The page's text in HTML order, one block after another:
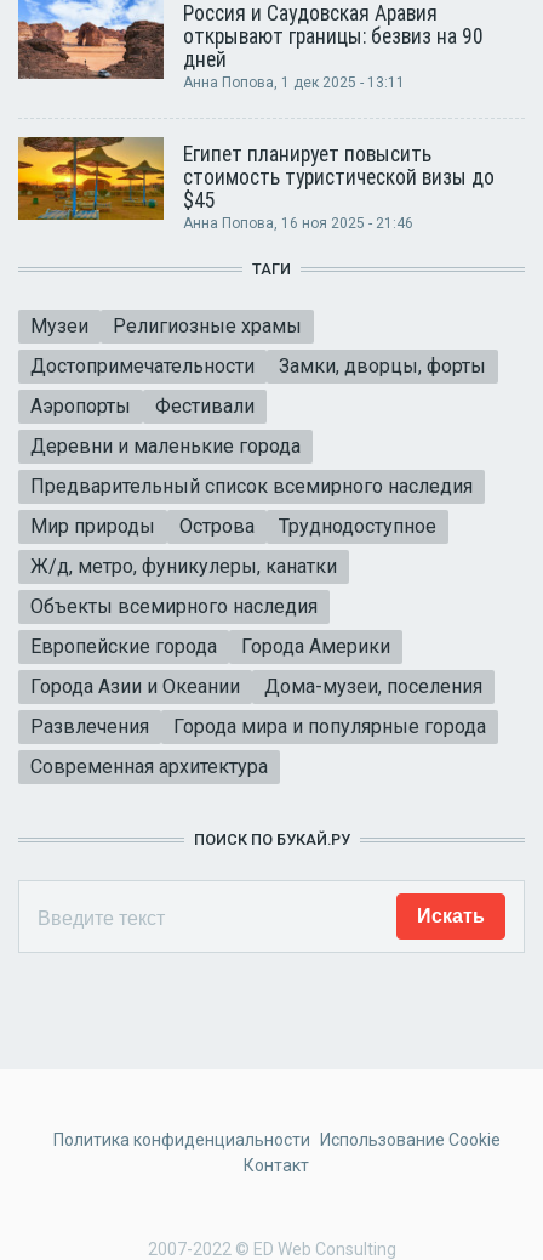
Россия и Саудовская Аравия
открывают границы: безвиз на 90
дней
Анна Попова, 1 дек 2025 - 13:11
Египет планирует повысить
стоимость туристической визы до
$45
Анна Попова, 16 ноя 2025 - 21:46
ТАГИ
Музеи
Религиозные храмы
Достопримечательности
Замки, дворцы, форты
Аэропорты
Фестивали
Деревни и маленькие города
Предварительный список всемирного наследия
Мир природы
Острова
Труднодоступное
Ж/д, метро, фуникулеры, канатки
Объекты всемирного наследия
Европейские города
Города Америки
Города Азии и Океании
Дома-музеи, поселения
Развлечения
Города мира и популярные города
Современная архитектура
ПОИСК ПО БУКАЙ.РУ
2007-2022 © ED Web Consulting
Политика конфиденциальности
Использование Cookie
Контакт